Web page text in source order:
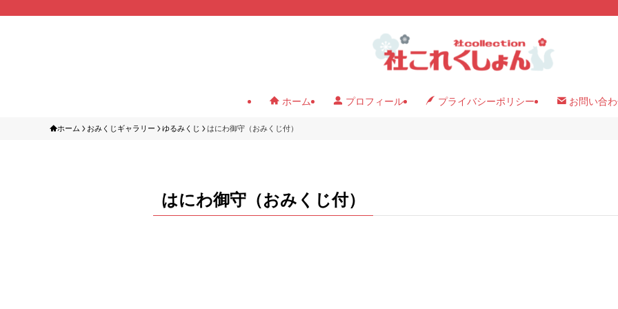
ホーム プロフィール プライバシーポリシー お問い合
ホーム おみくじギャラリー ゆるみくじ はにわ御守（おみくじ付）
はにわ御守（おみくじ付）